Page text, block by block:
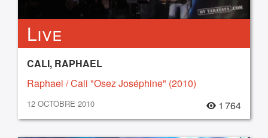
Live
CALI, RAPHAEL
Raphael / Cali "Osez Joséphine" (2010)
12 OCTOBRE 2010 1 764